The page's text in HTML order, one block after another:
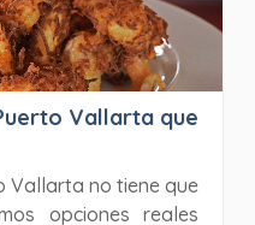
Vallarta que
Vallarta no tiene que
opciones reales